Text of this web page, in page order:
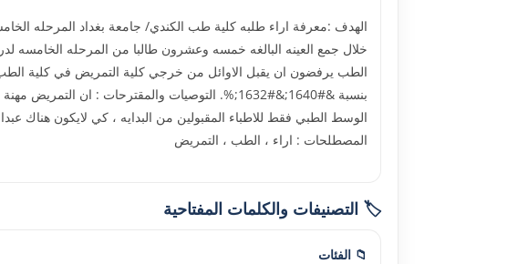
الهدف :معرفة اراء طلبه كلية طب الكندي/ جامعة بغداد المرحله
خلال جمع العينه البالغه خمسه وعشرون طالبا من المرحله الخامسه
بنسبة &#1640;&#1632;%. التوصيات والمقترحات :
الوسط الطبي فقط للاطباء المقبولين من البدايه ، كي لايكون
المصطلحات : اراء ، الطب ، التمريض
🏷️ التصنيفات والكلمات المفتاحية
📁 الفئات